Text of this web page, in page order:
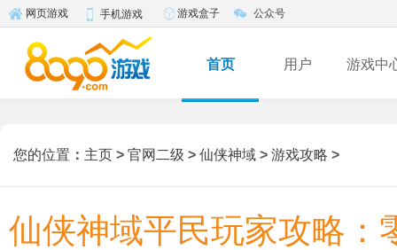
网页游戏 手机游戏 游戏盒子 公众号
首页 用户 游戏中
您的位置 ： 主页 > 官网二级 > 仙侠神域 > 游戏攻略 >
仙侠神域平民玩家攻略：